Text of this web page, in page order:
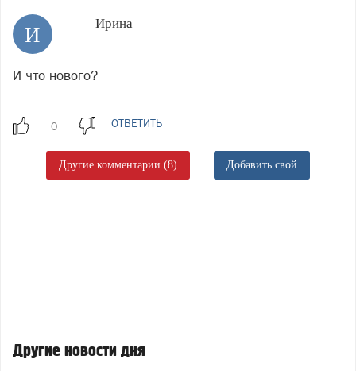
И Ирина
И что нового?
ОТВЕТИТЬ
Другие комментарии (8) Добавить свой
Другие новости дня